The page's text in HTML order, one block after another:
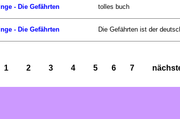
- Die Gefährten tolles buch
- Die Gefährten Die Gefährten ist der
1 2 3 4 5 6 7